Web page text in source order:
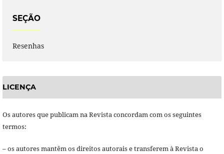
SEÇÃO
Resenhas
LICENÇA
Os autores que publicam na Revista concordam com os seguintes
termos:
– os autores mantêm os direitos autorais e transferem à Revista o